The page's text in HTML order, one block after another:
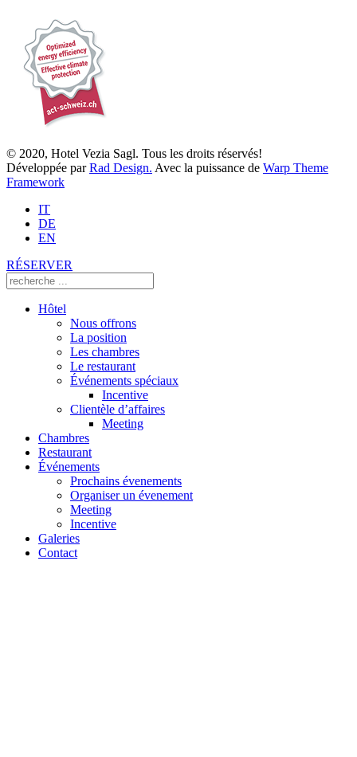
© 2020, Hotel Vezia Sagl. Tous les droits réservés!
Développée parRad Design. Avec la puissance de Warp Theme
Framework
IT
DE
EN
RÉSERVER
Hôtel
Nous offrons
La position
Les chambres
Le restaurant
Événements spéciaux
Incentive
Clientèle d’affaires
Meeting
Chambres
Restaurant
Événements
Prochains évenements
Organiser un évenement
Meeting
Incentive
Galeries
Contact